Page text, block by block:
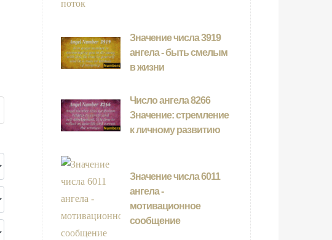
Значение числа 3919
ангела - быть смелым
в жизни
Число ангела 8266
Значение: стремление
к личному развитию
Значение числа 6011
ангела -
мотивационное
сообщение